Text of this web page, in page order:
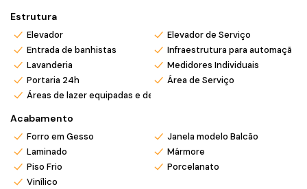
Instagram @mar_negocios.imobiliarios
Estrutura
Elevador
Elevador de Serviço
Entrada de banhistas
Infraestrutura para automação
Lavanderia
Medidores Individuais
Portaria 24h
Área de Serviço
Áreas de lazer equipadas e decoradas
Acabamento
Forro em Gesso
Janela modelo Balcão
Laminado
Mármore
Piso Frio
Porcelanato
Vinílico